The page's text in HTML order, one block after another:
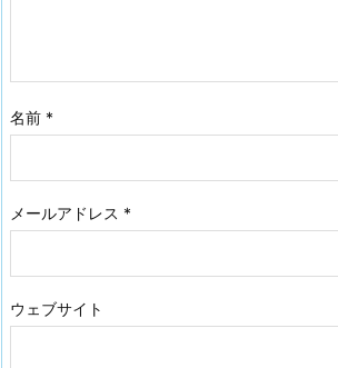
名前 *
メールアドレス *
ウェブサイト